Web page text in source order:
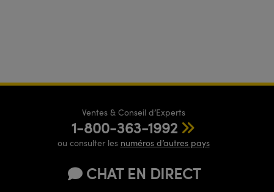
Ventes & Conseil d’Experts
1-800-363-1992
ou consulter les numéros d’autres pays
CHAT EN DIRECT